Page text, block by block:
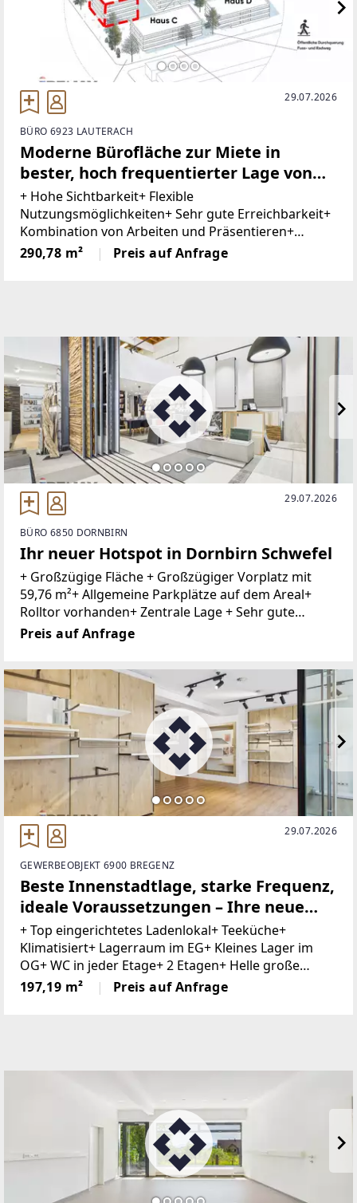
29.07.2026
BÜRO 6923 LAUTERACH
Moderne Bürofläche zur Miete in
bester, hoch frequentierter Lage von
Lauterach
+ Hohe Sichtbarkeit+ Flexible
Nutzungsmöglichkeiten+ Sehr gute Erreichbarkeit+
Kombination von Arbeiten und Präsentieren+
Barrierefrei+ Ausreichend Besucherparkplätze+
Tiefgaragenstellplatz optional In hoch
290,78 m² Preis auf Anfrage
29.07.2026
BÜRO 6850 DORNBIRN
Ihr neuer Hotspot in Dornbirn Schwefel
+ Großzügige Fläche + Großzügiger Vorplatz mit
59,76 m²+ Allgemeine Parkplätze auf dem Areal+
Rolltor vorhanden+ Zentrale Lage + Sehr gute
Infrastruktur+ Nahversorger und Dienstleister in
der Nähe + Öffentliche Verkehrsmittel
Preis auf Anfrage
29.07.2026
GEWERBEOBJEKT 6900 BREGENZ
Beste Innenstadtlage, starke Frequenz,
ideale Voraussetzungen – Ihre neue
Geschäftsadresse in Bregenz
+ Top eingerichtetes Ladenlokal+ Teeküche+
Klimatisiert+ Lagerraum im EG+ Kleines Lager im
OG+ WC in jeder Etage+ 2 Etagen+ Helle große
Geschäftsflächen + Zentrale Lage+ Im Stadtzentrum
gelegen+ Hohe FußgängerfrequenzSichern
197,19 m² Preis auf Anfrage